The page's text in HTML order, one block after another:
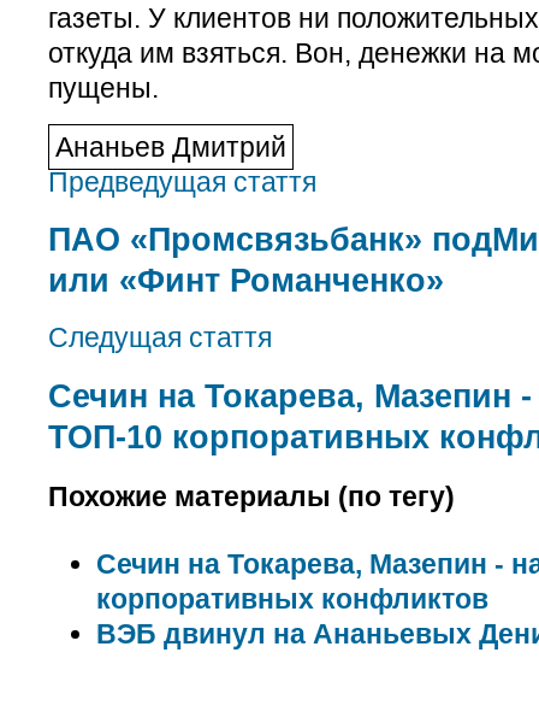
газеты. У клиентов ни
откуда им взяться. Вон, денежки на
пущены.
Ананьев Дмитрий
Предведущая стаття
ПАО «Промсвязьбанк»
или «Финт Романченко»
Следущая стаття
Сечин на Токарева, Мазепин
ТОП-10 корпоративных
Похожие материалы (по тегу)
Сечин на Токарева, Мазепин -
корпоративных конфликтов
ВЭБ двинул на Ананьевых